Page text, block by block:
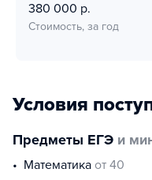
380 000 р.
Стоимость, за год
Условия
Предметы ЕГЭ и
математика от 40